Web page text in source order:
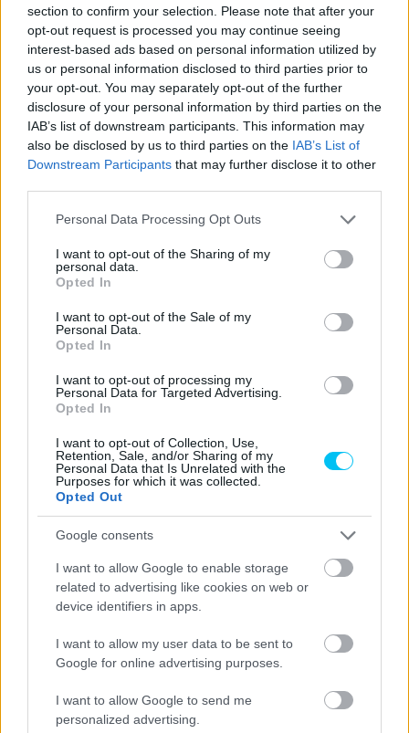
section to confirm your selection. Please note that after your
opt-out request is processed you may continue seeing
interest-based ads based on personal information utilized by
us or personal information disclosed to third parties prior to
your opt-out. You may separately opt-out of the further
disclosure of your personal information by third parties on the
IAB’s list of downstream participants. This information may
also be disclosed by us to third parties on the IAB’s List of
Downstream Participants that may further disclose it to other
Please note that this website/app uses one or more Google
not limited to your visit or usage behaviour. You may click to
grant or deny consent to Google and its third-party tags to
use your data for below specified purposes in below Google
consent section.
Personal Data Processing Opt Outs
I want to opt-out of the Sharing of my
personal data.
Opted In
I want to opt-out of the Sale of my
Personal Data.
Opted In
I want to opt-out of processing my
Personal Data for Targeted Advertising.
Opted In
I want to opt-out of Collection, Use,
Retention, Sale, and/or Sharing of my
Personal Data that Is Unrelated with the
Purposes for which it was collected.
Opted Out
Google consents
I want to allow Google to enable storage
related to advertising like cookies on web or
device identifiers in apps.
I want to allow my user data to be sent to
Google for online advertising purposes.
I want to allow Google to send me
personalized advertising.
„Pontosan két éve volt, hogy ő és én beszélgettünk, és
és nagyon nehéz döntést kellett meghoznia. Újra
világbajnokként látni őt kétségtelenül nagy elégedettséget
jelent neki, a környezetének, a családjának és a
lehetőségem van rá, gratulálok neki, mivel emlékszem arra a
beszélgetésre. És nem férhet hozzá kétség, hogy minden
amelyhez sok szenvedés vezetett.”
A háromszoros világbajnok arra a kérdésre is kitért, hogy
mi a különbség a 2019-es és a mostani Márquez között.
„Ezt ő jobban meg tudja mondani, de az én véleményem
ám kétségtelen, hogy kicsit átalakult – ecsetelte. – Ott
volt a súlyos sérülése, és bár ugyanazzal a szellemiséggel
áll rajthoz, de valami belül megváltozott, ami nem teszi
lehetővé, hogy az a fiatalember legyen, aki volt.”